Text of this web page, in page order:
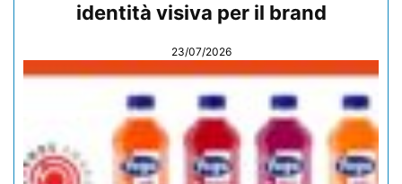
identità visiva per il brand
23/07/2026